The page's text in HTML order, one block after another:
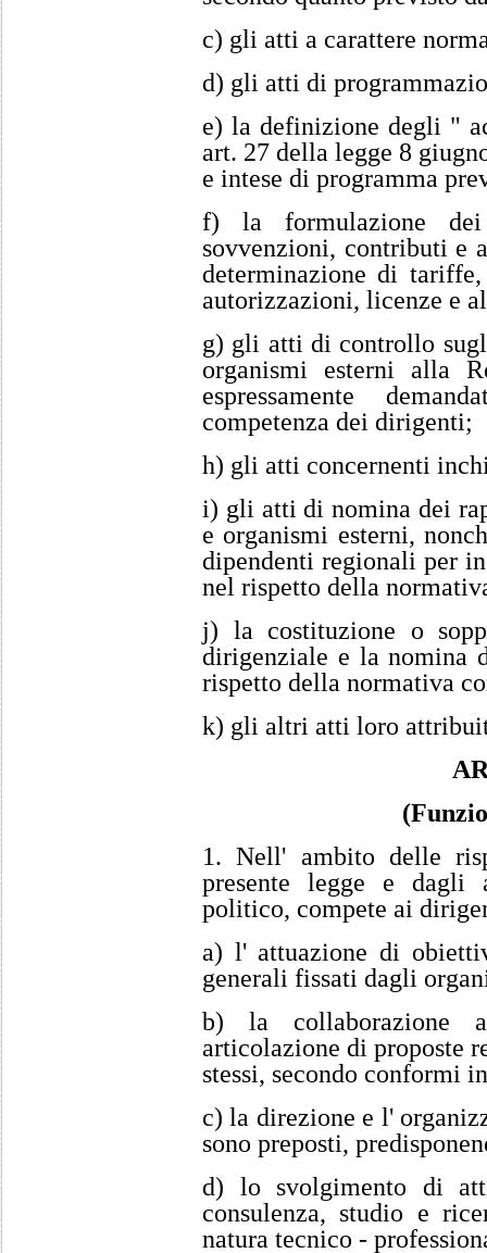
c) gli atti a carattere
d) gli atti di
e) la definizione degli "
art. 27 della legge 8
e intese di programma
f) la formulazione
sovvenzioni, contributi e
determinazione di
autorizzazioni, licenze e
g) gli atti di controllo
organismi esterni alla
espressamente
competenza dei dirigenti;
h) gli atti concernenti
i) gli atti di nomina dei
e organismi esterni,
dipendenti regionali per
nel rispetto della
j) la costituzione o
dirigenziale e la nomina
rispetto della normativa
k) gli altri atti loro
1. Nell' ambito delle
presente legge e
politico, compete ai
a) l' attuazione di
generali fissati dagli
b) la collaborazione
articolazione di proposte
stessi, secondo conformi
c) la direzione e l'
sono preposti,
d) lo svolgimento di
consulenza, studio e
natura tecnico -